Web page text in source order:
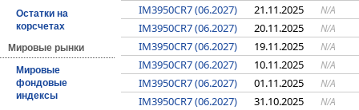
Остатки на
корсчетах
Мировые рынки
Мировые
фондовые
индексы
IM3950CR7 (06.2027) 21.11.2025 N/A
IM3950CR7 (06.2027) 20.11.2025 N/A
IM3950CR7 (06.2027) 19.11.2025 N/A
IM3950CR7 (06.2027) 10.11.2025 N/A
IM3950CR7 (06.2027) 01.11.2025 N/A
IM3950CR7 (06.2027) 31.10.2025 N/A